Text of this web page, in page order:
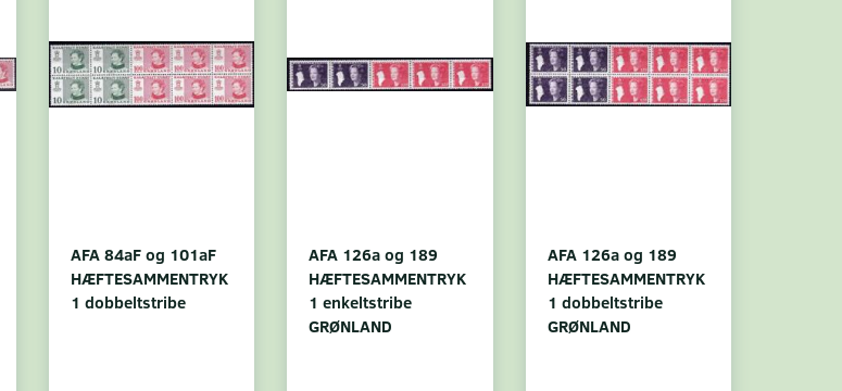
AFA 84aF og 101aF
HÆFTESAMMENTRYK
1 dobbeltstribe
AFA 126a og 189
HÆFTESAMMENTRYK
1 enkeltstribe
GRØNLAND
AFA 126a og 189
HÆFTESAMMENTRYK
1 dobbeltstribe
GRØNLAND